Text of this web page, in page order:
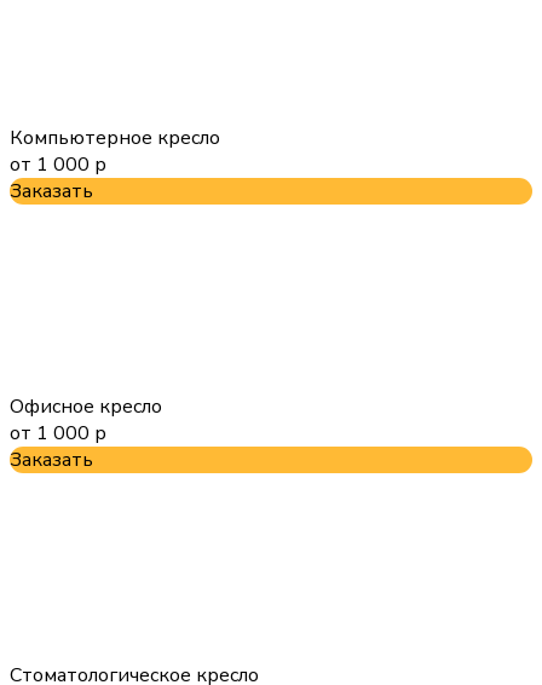
Компьютерное кресло
от 1 000 р
Заказать
Офисное кресло
от 1 000 р
Заказать
Стоматологическое кресло